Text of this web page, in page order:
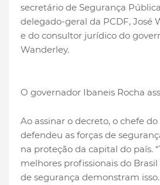
secretário de Segurança
delegado-geral da PCDF, José
e do consultor jurídico do
Wanderley.
O governador Ibaneis Rocha
Ao assinar o decreto, o chefe
defendeu as forças de
na proteção da capital do país.
melhores profissionais do Brasil
de segurança demonstram